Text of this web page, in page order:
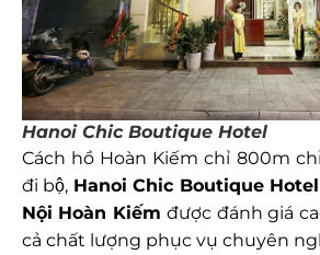
Hanoi Chic Boutique Hotel
Cách hồ Hoàn Kiếm chỉ 800m
đi bộ, Hanoi Chic Boutique Hotel
Nội Hoàn Kiếm được đánh giá
cả chất lượng phục vụ chuyên